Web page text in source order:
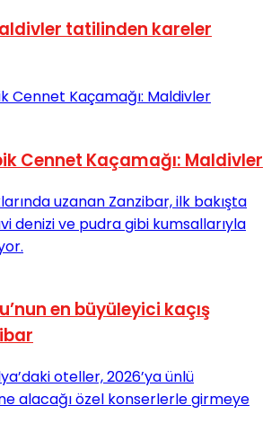
tatilinden kareler
Cennet Kaçamağı: Maldivler
en büyüleyici kaçış